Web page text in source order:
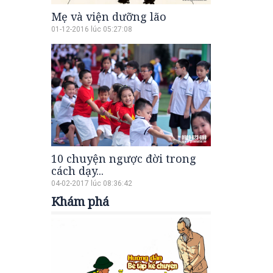
Mẹ và viện dưỡng lão
01-12-2016 lúc 05:27:08
10 chuyện ngược đời trong
cách dạy...
04-02-2017 lúc 08:36:42
Khám phá